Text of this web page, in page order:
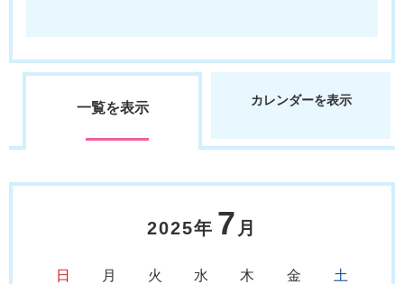
一覧を表示 カレンダーを表示
2025年 7 月
日 月 火 水 木 金 土